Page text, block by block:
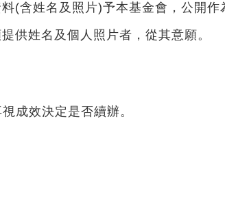
(含姓名及照片)予本基金會，公開作
供姓名及個人照片者，從其意願。
成效決定是否續辦。